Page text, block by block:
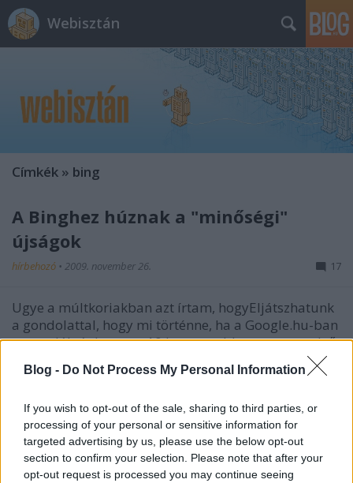
Blog - Do Not Process My Personal Information
If you wish to opt-out of the sale, sharing to third parties, or
processing of your personal or sensitive information for
targeted advertising by us, please use the below opt-out
section to confirm your selection. Please note that after your
opt-out request is processed you may continue seeing
Webisztán
Címkék » bing
A Binghez húznak a "minőségi"
újságok
hírbehozó • 2009. november 26. 17
Ugye a múltkoriakban azt írtam, hogyEljátszhatunk
a gondolattal, hogy mi történne, ha a Google.hu-ban
nem találnánk meg a 10 legnagyobb magyar nyelvű
online tartalomelőállító szájtjait. Vagy: ha ezek a
szájtok mondjuk csak a Bingnek adnák oda a
Keresőláz Magyarországon
hírbehozó •2009. augusztus 12.